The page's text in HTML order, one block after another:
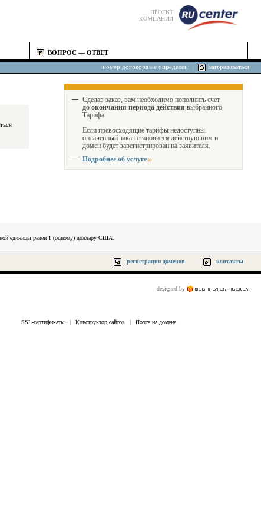
ПРОЕКТ
КОМПАНИИ
ВОПРОС — ОТВЕТ
номер договора не определен авторизоваться
Сделав заказ, вам необходимо пополнить счет
до окончания периода действия выбранного
Тарифа.
Если превосходящие тарифы недоступны,
оплаченный заказ становится действующим и
домен будет зарегистрирован на заявителя.
Подробнее об услуге
единицы равен 1 (одному) доллару США.
регистрация доменов контакты
designed by
SSL-сертификаты | Конструктор сайтов | Почта на домене